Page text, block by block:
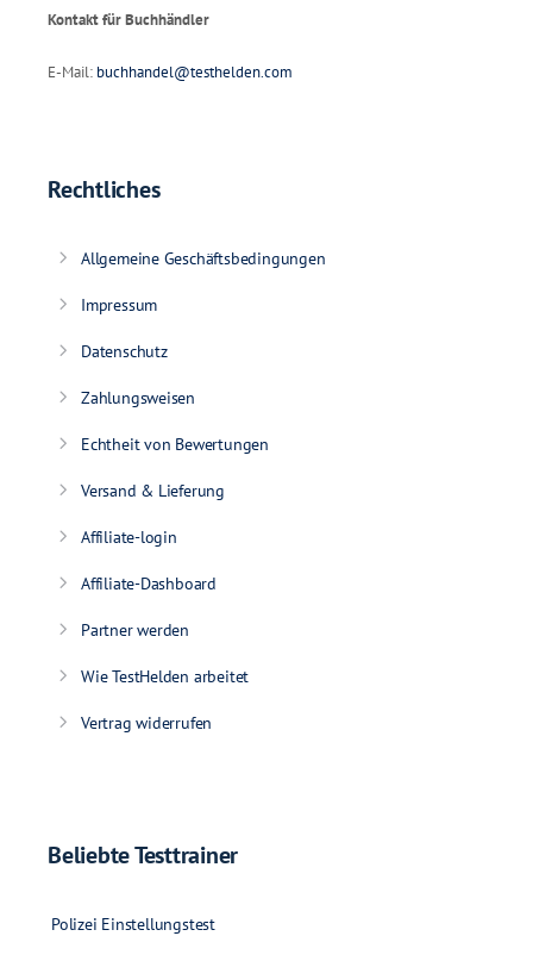
Kontakt für Buchhändler
E-Mail: buchhandel@testhelden.com
Rechtliches
Allgemeine Geschäftsbedingungen
Impressum
Datenschutz
Zahlungsweisen
Echtheit von Bewertungen
Versand & Lieferung
Affiliate-login
Affiliate-Dashboard
Partner werden
Wie TestHelden arbeitet
Vertrag widerrufen
Beliebte Testtrainer
Polizei Einstellungstest